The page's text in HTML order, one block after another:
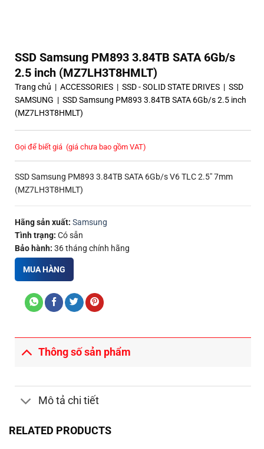
SSD Samsung PM893 3.84TB SATA 6Gb/s
2.5 inch (MZ7LH3T8HMLT)
Trang chủ | ACCESSORIES | SSD - SOLID STATE DRIVES | SSD
SAMSUNG | SSD Samsung PM893 3.84TB SATA 6Gb/s 2.5 inch
(MZ7LH3T8HMLT)
Gọi để biết giá (giá chưa bao gồm VAT)
SSD Samsung PM893 3.84TB SATA 6Gb/s V6 TLC 2.5″ 7mm
(MZ7LH3T8HMLT)
Hãng sản xuất: Samsung
Tình trạng: Có sẵn
Bảo hành: 36 tháng chính hãng
MUA HÀNG
Thông số sản phẩm
Mô tả chi tiết
RELATED PRODUCTS